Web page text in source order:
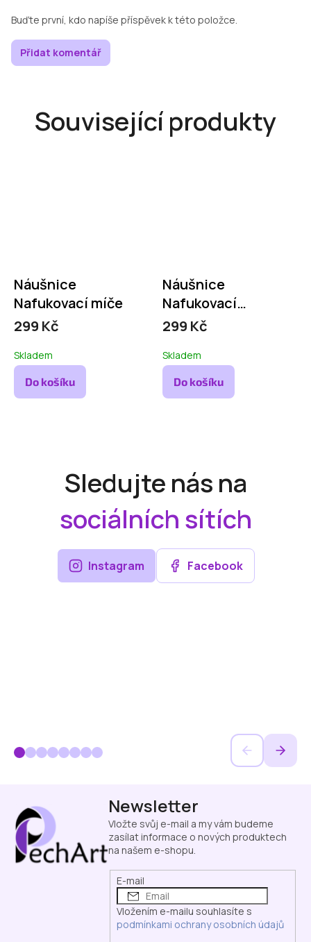
Související produkty
Náušnice
Nafukovací míče
299 Kč
Skladem
Do košíku
Náušnice
Nafukovací
plameňáci
299 Kč
Skladem
Do košíku
Buďte první, kdo napíše příspěvek k této položce.
Přidat komentář
Sledujte nás na
sociálních sítích
Instagram Facebook
Newsletter
Vložte svůj e-mail a my vám budeme
zasílat informace o nových produktech
na našem e-shopu.
E-mail
Vložením e-mailu souhlasíte s
podmínkami ochrany osobních údajů